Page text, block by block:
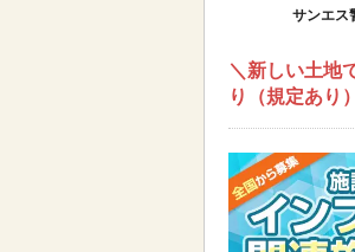
サンエス
＼新しい土地
り（規定あり